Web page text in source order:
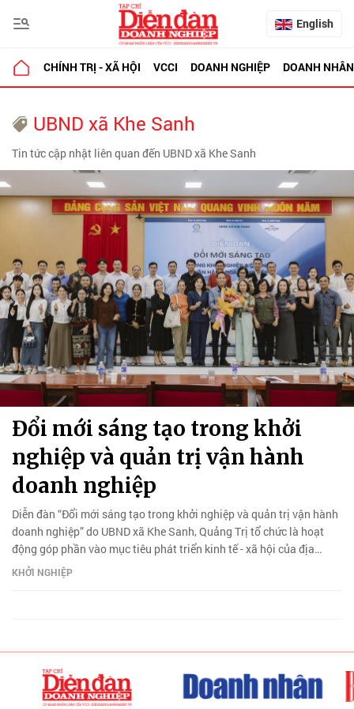
English
CHÍNH TRỊ - XÃ HỘI VCCI DOANH NGHIỆP DOANH NHÂN
UBND xã Khe Sanh
Tin tức cập nhật liên quan đến UBND xã Khe Sanh
Đổi mới sáng tạo trong khởi
nghiệp và quản trị vận hành
doanh nghiệp
Diễn đàn “Đổi mới sáng tạo trong khởi nghiệp và quản trị vận hành
doanh nghiệp” do UBND xã Khe Sanh, Quảng Trị tổ chức là hoạt
động góp phần vào mục tiêu phát triển kinh tế - xã hội của địa
phương.
KHỞI NGHIỆP